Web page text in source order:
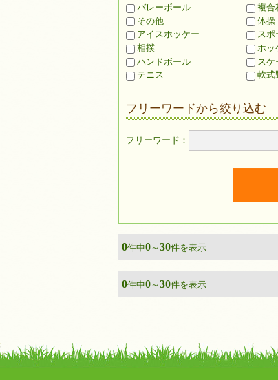
バレーボール
その他
アイスホッケー
相撲
ハンドボール
テニス
複合
体操
スポ
ホッ
スケ
軟式
フリーワードから絞り込む
フリーワード：
0件中0～ 30件を表示
0件中0～ 30件を表示